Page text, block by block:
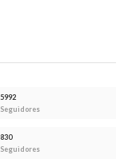
5992
Seguidores
830
Seguidores